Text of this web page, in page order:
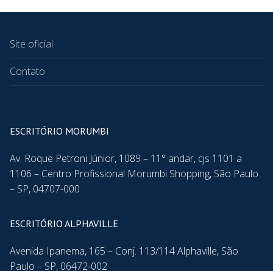
Site oficial
Contato
ESCRITÓRIO MORUMBI
Av. Roque Petroni Júnior, 1089 – 11° andar, cjs 1101 a
1106 – Centro Profissional Morumbi Shopping, São Paulo
– SP, 04707-000
ESCRITÓRIO ALPHAVILLE
Avenida Ipanema, 165 – Conj. 113/114 Alphaville, São
Paulo – SP, 06472-002